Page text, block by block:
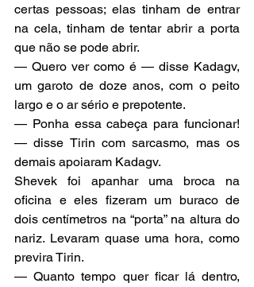
certas pessoas; elas tinham de entrar
na cela, tinham de tentar abrir a porta
que não se pode abrir.
— Quero ver como é — disse Kadagv,
um garoto de doze anos, com o peito
largo e o ar sério e prepotente.
— Ponha essa cabeça para funcionar!
— disse Tirin com sarcasmo, mas os
demais apoiaram Kadagv.
Shevek foi apanhar uma broca na
oficina e eles fizeram um buraco de
dois centímetros na “porta” na altura do
nariz. Levaram quase uma hora, como
previra Tirin.
— Quanto tempo quer ficar lá dentro,